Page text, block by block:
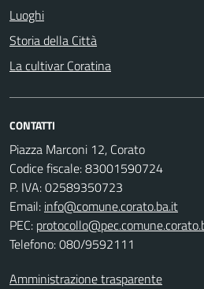
Luoghi
Storia della Città
La cultivar Coratina
CONTATTI
Piazza Marconi 12, Corato
Codice fiscale: 83001590724
P. IVA: 02589350723
Email: info@comune.corato.ba.it
PEC:
Telefono: 080/9592111
Amministrazione trasparente